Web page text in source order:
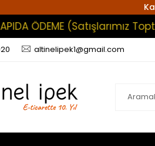
(Satışlarımız Toptan
altinelipek1@gmail.com